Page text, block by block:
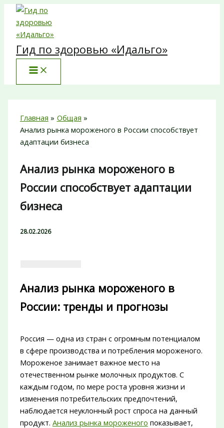
Перейти
содержимому
Гид по здоровью «Идальго»
Главная
Общая
Анализ рынка мороженого в России способствует
адаптации бизнеса
Анализ рынка мороженого в
России способствует адаптации
бизнеса
28.02.2026
Анализ рынка мороженого в
России: тренды и прогнозы
Россия — одна из стран с огромным потенциалом
в сфере производства и потребления мороженого.
Мороженое занимает важное место на
отечественном рынке молочных продуктов. С
каждым годом, по мере роста уровня жизни и
изменения потребительских предпочтений,
наблюдается неуклонный рост спроса на данный
продукт. Анализ рынка мороженого показывает,